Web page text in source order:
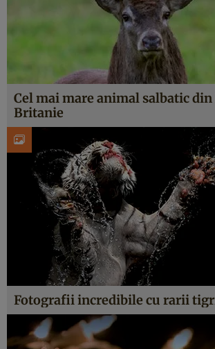
Cel mai mare animal salbatic din
Britanie
Fotografii incredibile cu rarii